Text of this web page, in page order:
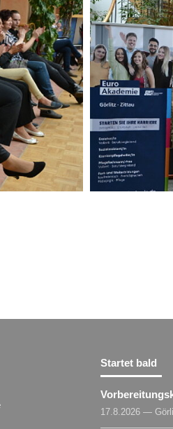
Startet bald
17.8.2026 —